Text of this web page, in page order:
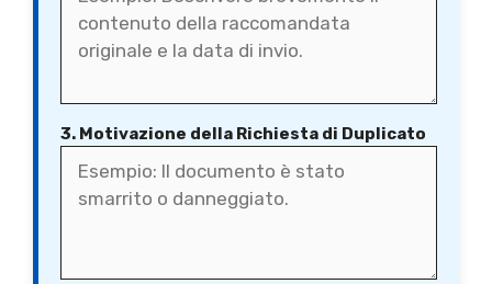
3. Motivazione della Richiesta di Duplicato